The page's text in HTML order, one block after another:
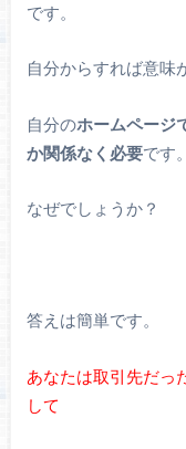
です。
自分からすれば意味
自分のホームページ
か関係なく必要です。
なぜでしょうか？
答えは簡単です。
あなたは取引先だっ
して